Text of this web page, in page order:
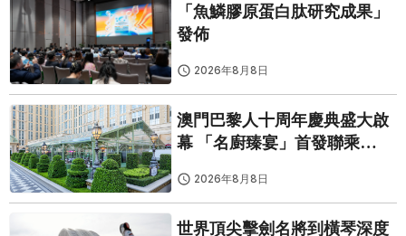
「魚鱗膠原蛋白肽研究成果」
發佈
2026年8月8日
澳門巴黎人十周年慶典盛大啟
幕 「名廚臻宴」首發聯乘
2026年8月8日
世界頂尖擊劍名將到橫琴深度